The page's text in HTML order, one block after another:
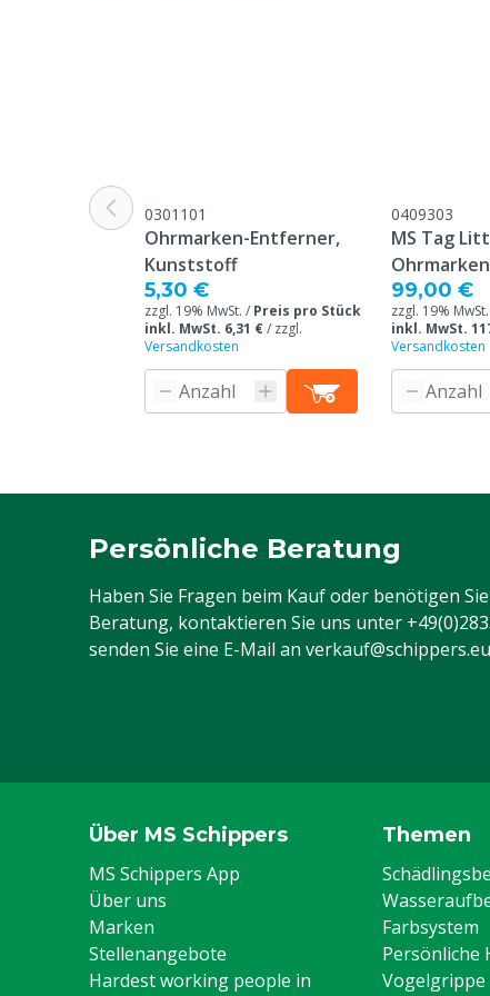
Webseite
Farbe
Orange
0301101
Ohrmarken-Entferner,
Kunststoff
5,30 €
zzgl. 19% MwSt. / Preis pro Stück
inkl. MwSt. 6,31 €/ zzgl.
Versandkosten
0409303
MS Tag
99,00 €
zzgl. 19%
inkl. MwSt.
Versandkosten
Persönliche Beratung
Haben Sie Fragen beim Kauf oder benötigen
Beratung, kontaktieren Sie uns unter
senden Sie eine E-Mail an verkauf@schippers.eu
Über MS Schippers
MS Schippers App
Über uns
Marken
Stellenangebote
Hardest working people in
Themen
Farbsystem
Persönliche
Vogelgrippe